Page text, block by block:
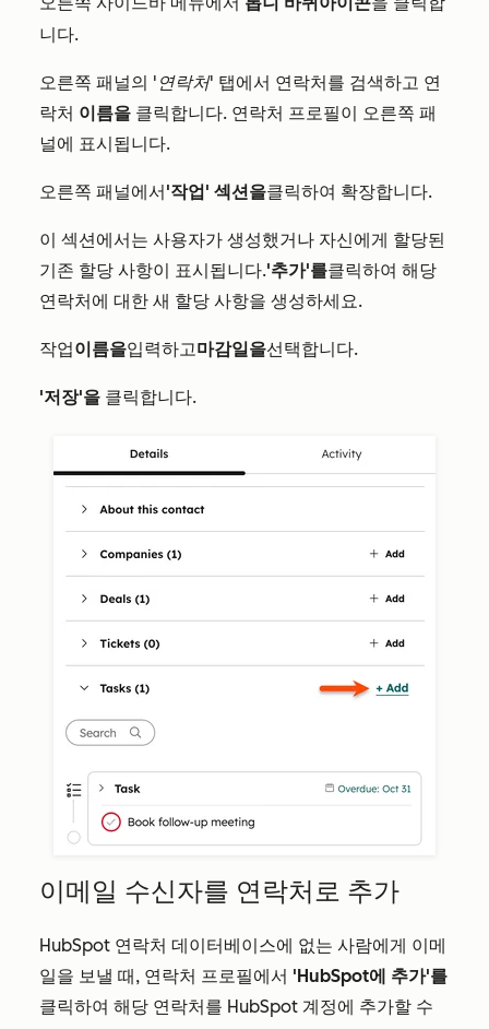
톱니 아이콘을
니다.
오른쪽 패널의 '연락처' 탭에서 연락처를 검색하고 연
락처 이름을 클릭합니다. 연락처 프로필이 오른쪽 패
널에 표시됩니다.
오른쪽 패널에서'작업' 섹션을클릭하여 확장합니다.
이 섹션에서는 사용자가 생성했거나 자신에게 할당된
기존 할당 사항이 표시됩니다.'추가'를클릭하여 해당
연락처에 대한 새 할당 사항을 생성하세요.
작업이름을입력하고마감일을선택합니다.
'저장'을 클릭합니다.
이메일 수신자를 연락처로 추가
HubSpot 연락처 데이터베이스에 없는 사람에게 이메
일을 보낼 때, 연락처 프로필에서 'HubSpot에 추가'를
클릭하여 해당 연락처를 HubSpot 계정에 추가할 수